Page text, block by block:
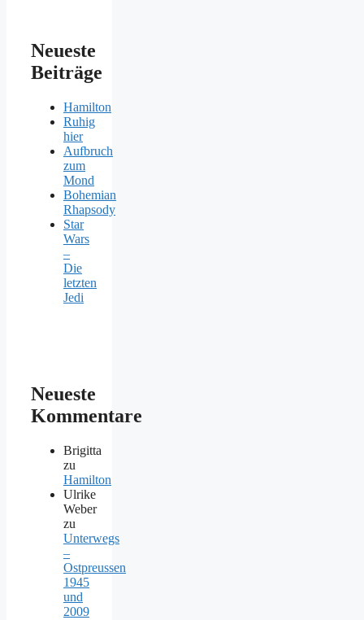
Neueste
Beiträge
Hamilton
Ruhig
hier
Aufbruch
zum
Mond
Bohemian
Rhapsody
Star
Wars
–
Die
letzten
Jedi
Neueste
Kommentare
Brigitta
zu
Hamilton
Ulrike
Weber
zu
Unterwegs
–
Ostpreussen
1945
und
2009